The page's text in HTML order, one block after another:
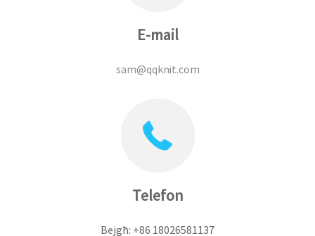
E-mail
sam@qqknit.com
Telefon
Bejgħ: +86 18026581137